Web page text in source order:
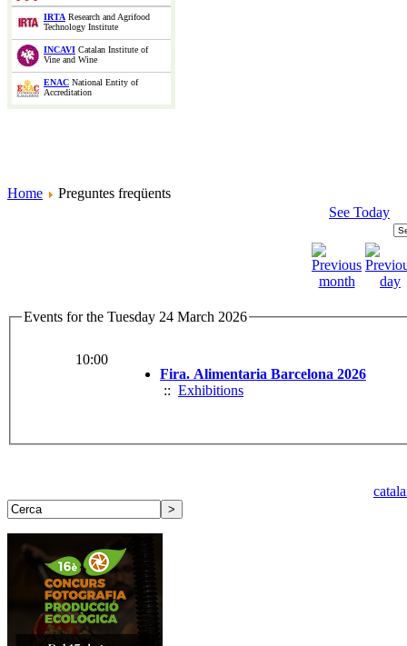
IRTA Research and Agrifood
Technology Institute
INCAVI Catalan Institute of
Vine and Wine
ENAC National Entity of
Accreditation
Home
Preguntes freqüents
See Today
Events for the Tuesday 24 March 2026
10:00
Fira. Alimentaria Barcelona 2026
:: Exhibitions